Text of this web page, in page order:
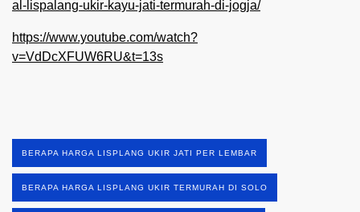
al-lispalang-ukir-kayu-jati-termurah-di-jogja/
https://www.youtube.com/watch?
v=VdDcXFUW6RU&t=13s
BERAPA HARGA LISPLANG UKIR JATI PER LEMBAR
BERAPA HARGA LISPLANG UKIR TERMURAH DI SOLO